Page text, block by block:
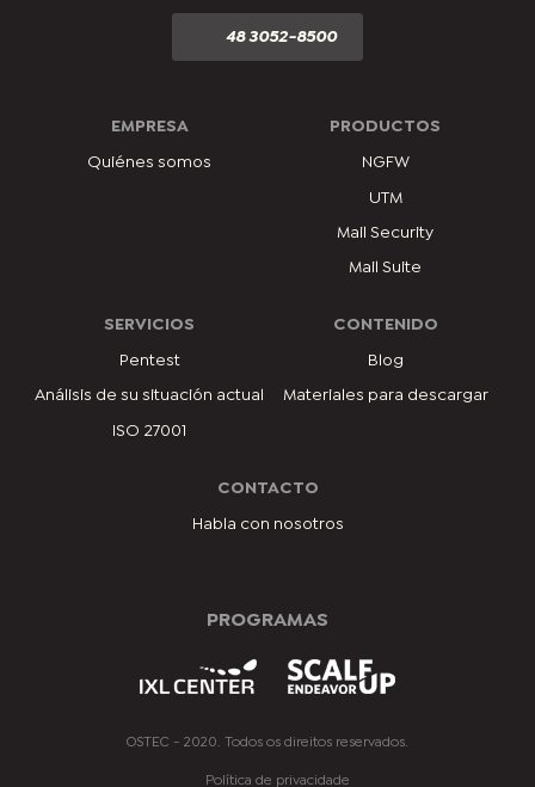
48 3052-8500
EMPRESA
Quiénes somos
PRODUCTOS
NGFW
UTM
Mail Security
Mail Suite
SERVICIOS
Pentest
Análisis de su situación actual
ISO 27001
CONTENIDO
Blog
Materiales para descargar
CONTACTO
Habla con nosotros
PROGRAMAS
OSTEC - 2020. Todos os direitos reservados.
Política de privacidade